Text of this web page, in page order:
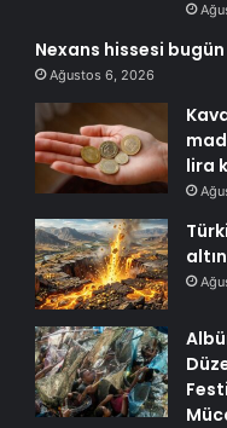
Nexans hissesi
Ağustos 6, 2026
lira